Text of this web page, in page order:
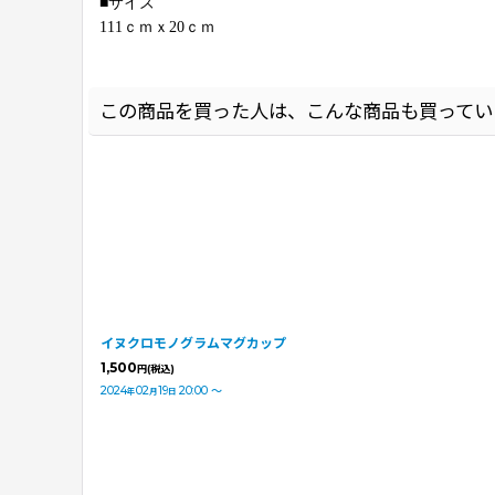
111ｃｍｘ20ｃｍ
この商品を買った人は、こんな商品も買って
イヌクロモノグラムマグカップ
1,500円(税込)
2024年02月19日 20:00 ～